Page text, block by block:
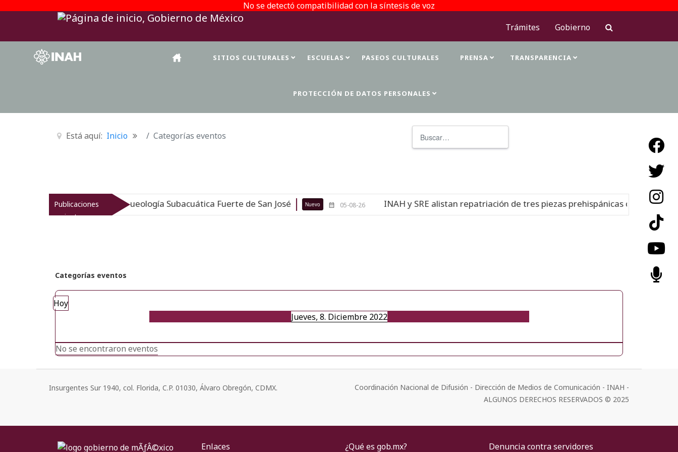
No se detectó compatibilidad con la síntesis de voz
Trámites
Gobierno
SITIOS CULTURALES ESCUELAS PASEOS CULTURALES PRENSA TRANSPARENCIA
PROTECCIÓN DE DATOS PERSONALES
Está aquí: Inicio Categorías eventos
Publicaciones
recientes
sumergido: Museo de Arqueología Subacuática Fuerte de San José Nuevo 05-08-26 INAH y SRE alistan repatriación de tres piezas prehispánicas desde Estados
Categorías eventos
Hoy
Jueves, 8. Diciembre 2022
No se encontraron eventos
Insurgentes Sur 1940, col. Florida, C.P. 01030, Álvaro Obregón, CDMX.
Coordinación Nacional de Difusión - Dirección de Medios de Comunicación - INAH -
ALGUNOS DERECHOS RESERVADOS © 2025
Enlaces ¿Qué es gob.mx?
Denuncia contra servidores